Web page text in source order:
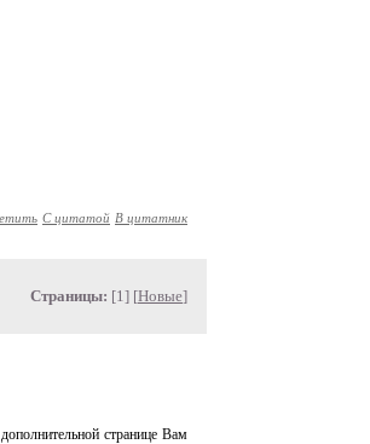
С цитатой В цитатник
Страницы: [1] [Новые]
странице Вам